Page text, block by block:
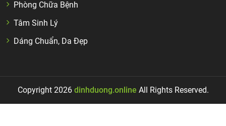
Phòng Chữa Bệnh
Tâm Sinh Lý
Dáng Chuẩn, Da Đẹp
Copyright 2026 dinhduong.online All Rights Reserved.